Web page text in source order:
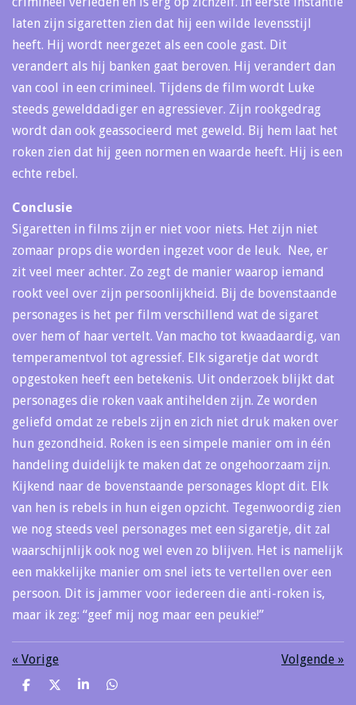
laten zijn sigaretten zien dat hij een wilde levensstijl
heeft. Hij wordt neergezet als een coole gast. Dit
verandert als hij banken gaat beroven. Hij verandert dan
van cool in een crimineel. Tijdens de film wordt Luke
steeds gewelddadiger en agressiever. Zijn rookgedrag
wordt dan ook geassocieerd met geweld. Bij hem laat het
roken zien dat hij geen normen en waarde heeft. Hij is een
echte rebel.
Conclusie
Sigaretten in films zijn er niet voor niets. Het zijn niet
zomaar props die worden ingezet voor de leuk. Nee, er
zit veel meer achter. Zo zegt de manier waarop iemand
rookt veel over zijn persoonlijkheid. Bij de bovenstaande
personages is het per film verschillend wat de sigaret
over hem of haar vertelt. Van macho tot kwaadaardig, van
temperamentvol tot agressief. Elk sigaretje dat wordt
opgestoken heeft een betekenis. Uit onderzoek blijkt dat
personages die roken vaak antihelden zijn. Ze worden
geliefd omdat ze rebels zijn en zich niet druk maken over
hun gezondheid. Roken is een simpele manier om in één
handeling duidelijk te maken dat ze ongehoorzaam zijn.
Kijkend naar de bovenstaande personages klopt dit. Elk
van hen is rebels in hun eigen opzicht. Tegenwoordig zien
we nog steeds veel personages met een sigaretje, dit zal
waarschijnlijk ook nog wel even zo blijven. Het is namelijk
een makkelijke manier om snel iets te vertellen over een
persoon. Dit is jammer voor iedereen die anti-roken is,
maar ik zeg: “geef mij nog maar een peukie!”
« Vorige Volgende »
D
D
S
D